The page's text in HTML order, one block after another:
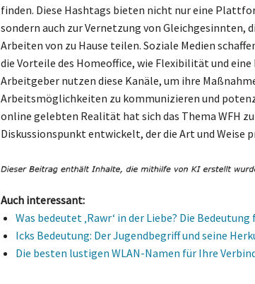
finden. Diese Hashtags bieten nicht nur eine
sondern auch zur Vernetzung von Gleichgesinnten,
Arbeiten von zu Hause teilen. Soziale Medien
die Vorteile des Homeoffice, wie Flexibilität und eine
Arbeitgeber nutzen diese Kanäle, um ihre
Arbeitsmöglichkeiten zu kommunizieren und
online gelebten Realität hat sich das Thema WFH
Diskussionspunkt entwickelt, der die Art und Weise
Auch interessant:
Was bedeutet ‚Rawr‘ in der Liebe? Die
Icks Bedeutung: Der Jugendbegriff und seine
Die besten lustigen WLAN-Namen für Ihre